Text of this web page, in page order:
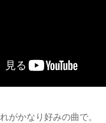
がかなり好みの曲で。